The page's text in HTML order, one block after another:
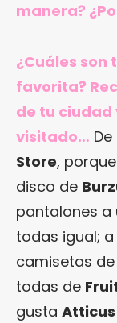
manera?
¿Cuáles son
favorita?
de tu ciudad
visitado…
Store,
disco de
pantalones a
todas igual;
camisetas
todas de
gusta Atticus